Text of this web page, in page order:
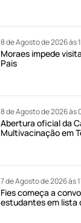
8 de Agosto de 2026 às
Moraes impede
Pais
8 de Agosto de 2026 às
Abertura oficial da
Multivacinação em
7 de Agosto de 2026 às
Fies começa a
estudantes em lista